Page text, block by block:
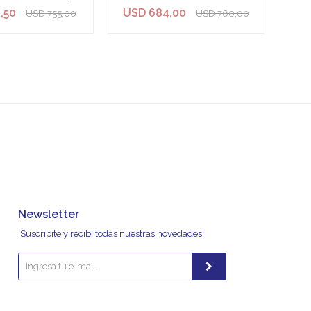
USD 755,00 USD 684,00 USD 760,00
Newsletter
¡Suscribite y recibí todas nuestras novedades!